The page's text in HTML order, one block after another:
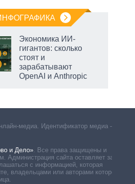
Экономика ИИ-
гигантов: сколько
стоят и
зарабатывают
OpenAI и Anthropic
медиа. Идентификатор медиа –
и Дело». Все права защищены и
Администрация сайта оставляет за
с информацией, которая
владельцами или авторами которой